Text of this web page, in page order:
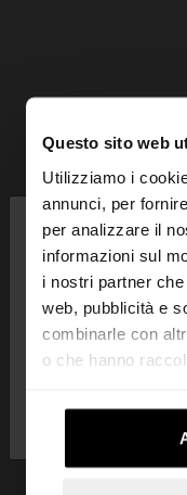
Questo sito web
Utilizziamo i
annunci, per
per analizzare il
informazioni sul
i nostri partner
web, pubblicità e
combinarle con
o che hanno
ciao
Stai accedendo al
sul nostro sito